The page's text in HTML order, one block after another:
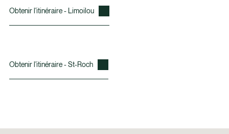
Obtenir l'itinéraire - Limoilou
Obtenir l'itinéraire - St-Roch